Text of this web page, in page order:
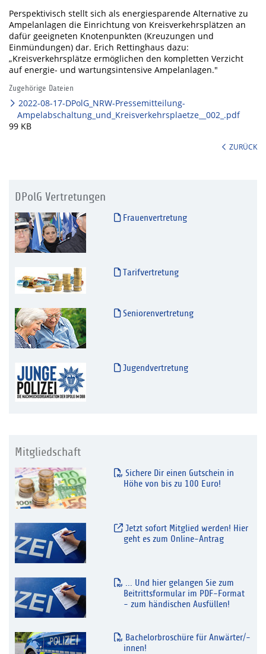
Perspektivisch stellt sich als energiesparende Alternative zu
Ampelanlagen die Einrichtung von Kreisverkehrsplätzen an
dafür geeigneten Knotenpunkten (Kreuzungen und
Einmündungen) dar. Erich Rettinghaus dazu:
„Kreisverkehrsplätze ermöglichen den kompletten Verzicht
auf energie- und wartungsintensive Ampelanlagen."
Zugehörige Dateien
2022-08-17-DPolG_NRW-Pressemitteilung-
Ampelabschaltung_und_Kreisverkehrsplaetze__002_.pdf
99 KB
ZURÜCK
DPolG Vertretungen
Frauenvertretung
Tarifvertretung
Seniorenvertretung
Jugendvertretung
Mitgliedschaft
Sichere Dir einen Gutschein in
Höhe von bis zu 100 Euro!
Jetzt sofort Mitglied werden! Hier
geht es zum Online-Antrag
... Und hier gelangen Sie zum
Beitrittsformular im PDF-Format
- zum händischen Ausfüllen!
Bachelorbroschüre für Anwärter/-
innen!